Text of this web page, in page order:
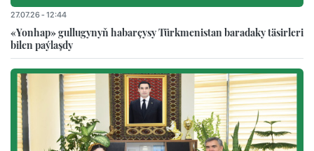
27.07.26 - 12:44
«Yonhap» gullugynyň habarçysy Türkmenistan baradaky täsirleri
bilen paýlaşdy